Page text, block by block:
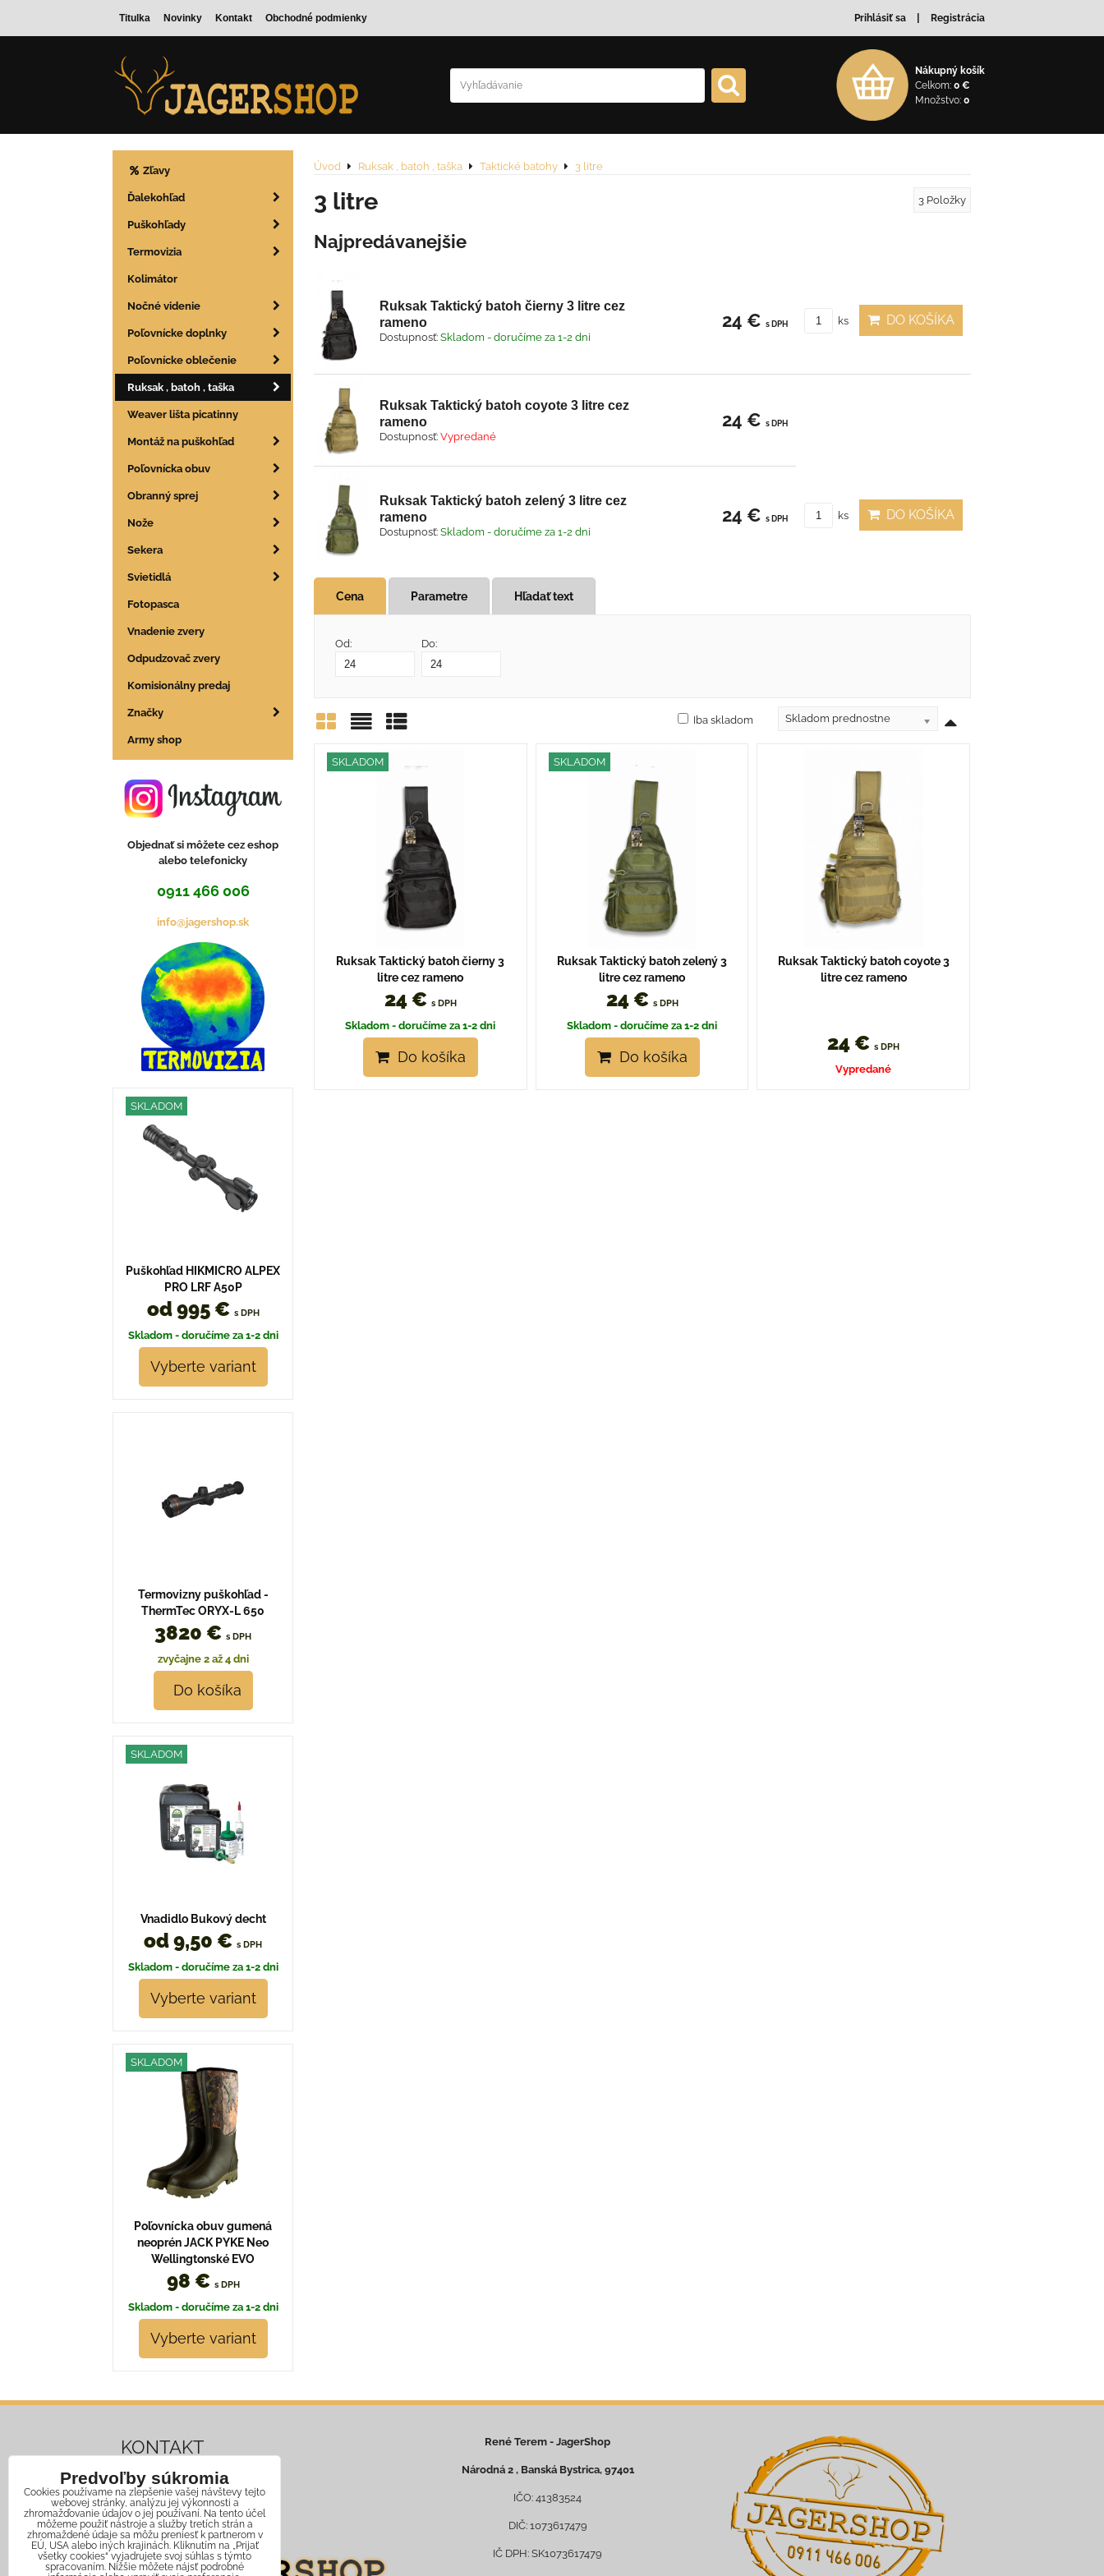
Titulka Novinky Kontakt Obchodné podmienky Prihlásiť sa Registrácia
Nákupný košík
Celkom: 0 €
Množstvo: 0
Úvod Ruksak , batoh , taška Taktické batohy 3 litre
3 litre 3 Položky
Najpredávanejšie
Ruksak Taktický batoh čierny 3 litre cez
rameno
Dostupnosť: Skladom - doručíme za 1-2 dni
24 € s DPH ks DO KOŠÍKA
Ruksak Taktický batoh coyote 3 litre cez
rameno
Dostupnosť: Vypredané
24 € s DPH
Ruksak Taktický batoh zelený 3 litre cez
rameno
Dostupnosť: Skladom - doručíme za 1-2 dni
24 € s DPH ks DO KOŠÍKA
Cena Parametre Hľadať text
Od: Do:
Mriežka
ZoznamTabuľka
Skladom prednostne
Iba skladom
SKLADOM
Ruksak Taktický batoh čierny 3
litre cez rameno
24 € s DPH
Skladom - doručíme za 1-2 dni
Do košíka
SKLADOM
Ruksak Taktický batoh zelený 3
litre cez rameno
24 € s DPH
Skladom - doručíme za 1-2 dni
Do košíka
Ruksak Taktický batoh coyote 3
litre cez rameno
24 €s DPH
Vypredané
Zľavy
Ďalekohľad
Puškohľady
Termovizia
Kolimátor
Nočné videnie
Poľovnícke doplnky
Poľovnícke oblečenie
Ruksak , batoh , taška
Weaver lišta picatinny
Montáž na puškohľad
Poľovnícka obuv
Obranný sprej
Nože
Sekera
Svietidlá
Fotopasca
Vnadenie zvery
Odpudzovač zvery
Komisionálny predaj
Značky
Army shop
Objednať si môžete cez eshop
alebo telefonicky
0911 466 006
info@jagershop.sk
SKLADOM
Puškohľad HIKMICRO ALPEX
PRO LRF A50P
od 995 € s DPH
Skladom - doručíme za 1-2 dni
Vyberte variant
Termovizny puškohľad -
ThermTec ORYX-L 650
3820 € s DPH
zvyčajne 2 až 4 dni
Do košíka
SKLADOM
Vnadidlo Bukový decht
od 9,50 € s DPH
Skladom - doručíme za 1-2 dni
Vyberte variant
SKLADOM
Poľovnícka obuv gumená
neoprén JACK PYKE Neo
Wellingtonské EVO
98 € s DPH
Skladom - doručíme za 1-2 dni
Vyberte variant
KONTAKT
Mobil: +421 911 466 006
Email: info@jagershop.sk
René Terem - JagerShop
Národná 2 , Banská Bystrica, 97401
IČO: 41383524
DIČ: 1073617479
IČ DPH: SK1073617479
Predvoľby súkromia
Cookies používame na zlepšenie vašej návštevy tejto
webovej stránky, analýzu jej výkonnosti a
zhromažďovanie údajov o jej používaní. Na tento účel
môžeme použiť nástroje a služby tretích strán a
zhromaždené údaje sa môžu preniesť k partnerom v
EÚ, USA alebo iných krajinách. Kliknutím na „Prijať
všetky cookies“ vyjadrujete svoj súhlas s týmto
spracovaním. Nižšie môžete nájsť podrobné